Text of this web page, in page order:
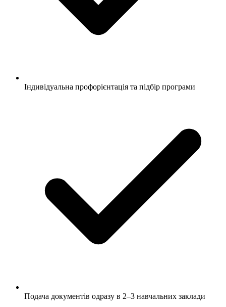
Індивідуальна профорієнтація та підбір програми
Подача документів одразу в 2–3 навчальних заклади